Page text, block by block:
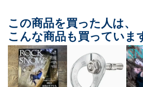
この商品を買った人は、
こんな商品も買っていま